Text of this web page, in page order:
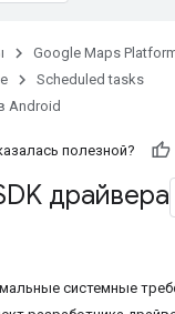
Google Maps
Scheduled tasks
Android
полезной?
драйвера
системные